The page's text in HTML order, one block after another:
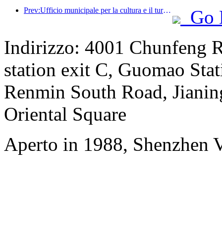
Prev:Ufficio municipale per la cultura e il turismo di Pechino: nel 2025, Pechino ha accolto 5,48 milioni di turisti in arrivo, con un aumento annuo del 39%.
Go
Indirizzo: 4001 Chunfeng
station exit C, Guomao
Renmin South Road,
Oriental Square
Aperto in 1988, Shenzhen